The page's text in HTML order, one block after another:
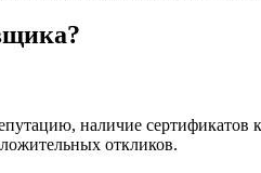
наличие
откликов.